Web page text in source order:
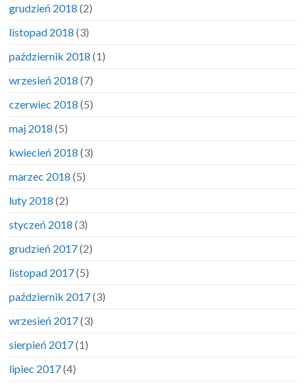
grudzień 2018 (2)
listopad 2018 (3)
październik 2018 (1)
wrzesień 2018 (7)
czerwiec 2018 (5)
maj 2018 (5)
kwiecień 2018 (3)
marzec 2018 (5)
luty 2018 (2)
styczeń 2018 (3)
grudzień 2017(2)
listopad 2017(5)
październik 2017(3)
wrzesień 2017(3)
sierpień 2017(1)
lipiec 2017(4)